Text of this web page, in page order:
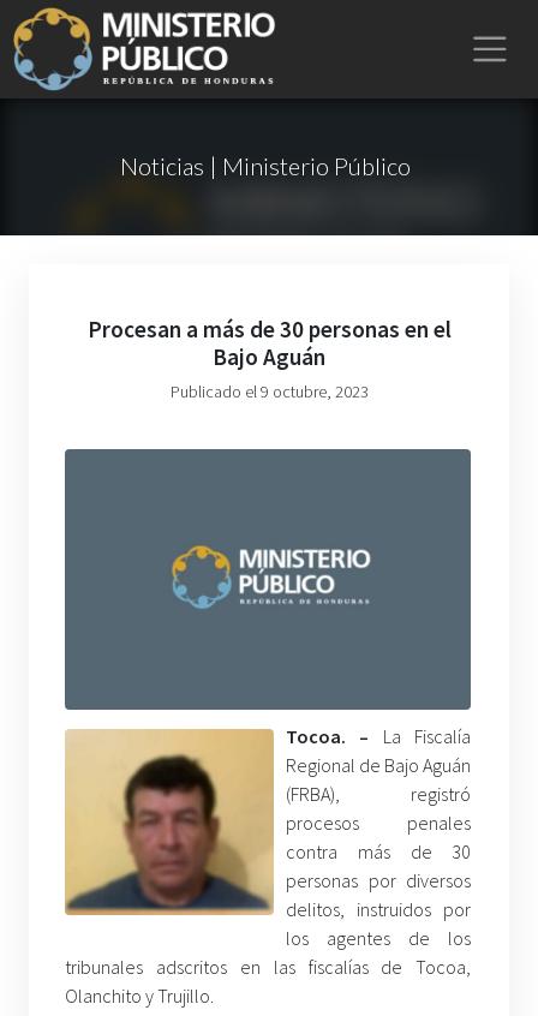
Noticias | Ministerio Público
Procesan a más de 30 personas en el
Bajo Aguán
Publicado el 9 octubre, 2023
Tocoa. – La Fiscalía
Regional de Bajo Aguán
(FRBA), registró
procesos penales
contra más de 30
personas por diversos
delitos, instruidos por
los agentes de los
tribunales adscritos en las fiscalías de Tocoa,
Olanchito y Trujillo.